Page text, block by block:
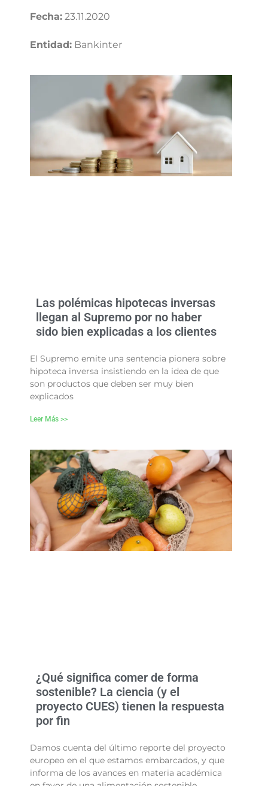
Fecha: 23.11.2020
Entidad: Bankinter
Las polémicas hipotecas inversas
llegan al Supremo por no haber
sido bien explicadas a los clientes
El Supremo emite una sentencia pionera sobre
hipoteca inversa insistiendo en la idea de que
son productos que deben ser muy bien
explicados
Leer Más >>
¿Qué significa comer de forma
sostenible? La ciencia (y el
proyecto CUES) tienen la respuesta
por fin
Damos cuenta del último reporte del proyecto
europeo en el que estamos embarcados, y que
informa de los avances en materia académica